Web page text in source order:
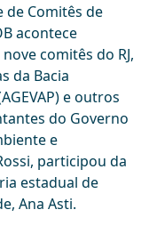
de Comitês de
acontece
comitês do RJ,
da Bacia
e outros
do Governo
e
participou da
estadual de
Ana Asti.